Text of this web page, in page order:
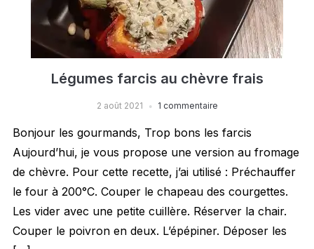
Légumes farcis au chèvre frais
2 août 2021 1 commentaire
Bonjour les gourmands, Trop bons les farcis
Aujourd’hui, je vous propose une version au fromage
de chèvre. Pour cette recette, j’ai utilisé : Préchauffer
le four à 200°C. Couper le chapeau des courgettes.
Les vider avec une petite cuillère. Réserver la chair.
Couper le poivron en deux. L’épépiner. Déposer les